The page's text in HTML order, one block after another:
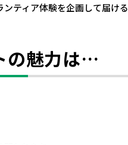
ティア体験を企画して届け
の魅力は…